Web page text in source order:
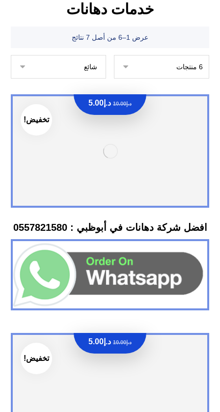
خدمات دهانات
عرض 1–6 من أصل 7 نتائج
تخفيض!
افضل شركة دهانات في أبوظبي : 0557821580
د.إ10.00 د.إ 5.00
تخفيض!
د.إ10.00 د.إ 5.00